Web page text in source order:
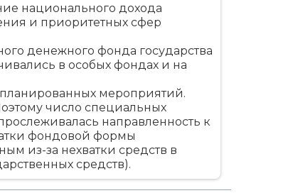
национального дохода
и приоритетных сфер
денежного фонда государства
в особых фондах и на
мероприятий.
число специальных
направленность к
фондовой формы
из-за нехватки средств в
средств).